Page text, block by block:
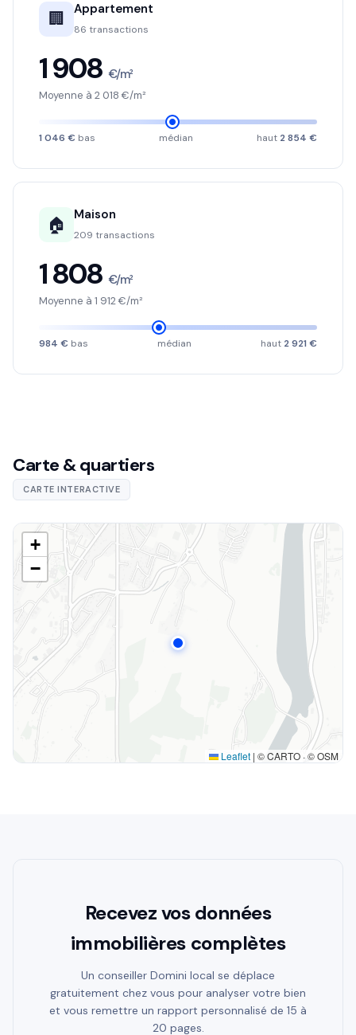
🏢 Appartement
86 transactions
1 908 €/m²
Moyenne à 2 018 €/m²
1 046 € bas médian haut 2 854 €
🏠 Maison
209 transactions
1 808 €/m²
Moyenne à 1 912 €/m²
984 € bas médian haut 2 921 €
Carte & quartiers
CARTE INTERACTIVE
+
−
Leaflet | © CARTO · © OSM
Recevez vos données
immobilières complètes
Un conseiller Domini local se déplace
gratuitement chez vous pour analyser votre bien
et vous remettre un rapport personnalisé de 15 à
20 pages.